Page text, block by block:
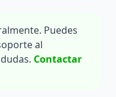
Puedes
al
Contactar